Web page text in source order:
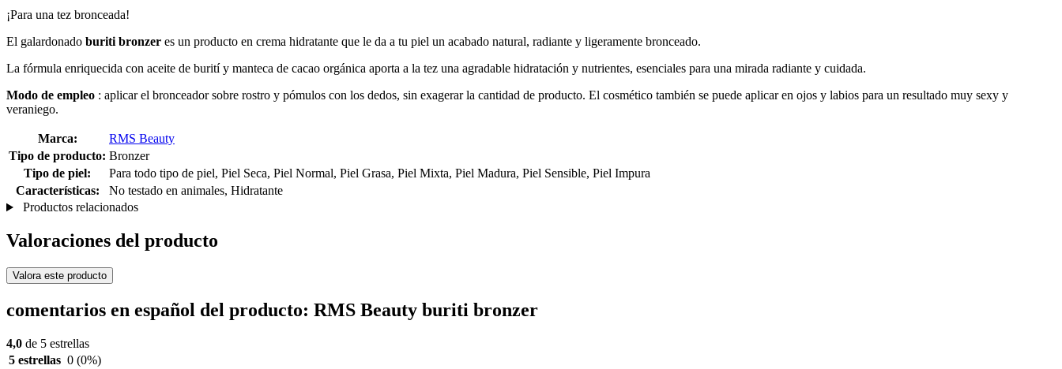
¡Para una tez bronceada!
El galardonado buriti bronzer es un producto en crema hidratante que le da a tu piel un acabado natural, radiante y ligeramente bronceado.
La fórmula enriquecida con aceite de burití y manteca de cacao orgánica aporta a la tez una agradable hidratación y nutrientes, esenciales para una mirada radiante y cuidada.
Modo de empleo : aplicar el bronceador sobre rostro y pómulos con los dedos, sin exagerar la cantidad de producto. El cosmético también se puede aplicar en ojos y labios para un resultado muy sexy y
veraniego.
Marca:
RMS Beauty
Tipo de producto: Bronzer
Tipo de piel:
Para todo tipo de piel, Piel Seca, Piel Normal, Piel Grasa, Piel Mixta, Piel Madura, Piel Sensible, Piel Impura
Características:
No testado en animales, Hidratante
Productos relacionados
Valoraciones del producto
Valora este producto
comentarios en español del producto: RMS Beauty buriti bronzer
4,0 de 5 estrellas
5 estrellas 0 (0%)